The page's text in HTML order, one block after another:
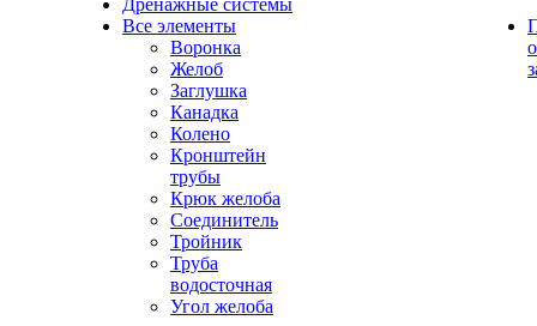
Дренажные системы
Все элементы
Воронка
Желоб
Заглушка
Канадка
Колено
Кронштейн
трубы
Крюк желоба
Соединитель
Тройник
Труба
водосточная
Угол желоба